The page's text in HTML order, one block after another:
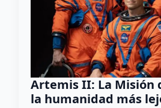
Artemis II: La Misión
la humanidad más